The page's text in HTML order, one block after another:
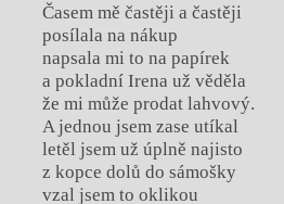
Časem mě častěji a častěji
posílala na nákup
napsala mi to na papírek
a pokladní Irena už věděla
že mi může prodat lahvový.
A jednou jsem zase utíkal
letěl jsem už úplně najisto
z kopce dolů do sámošky
vzal jsem to oklikou